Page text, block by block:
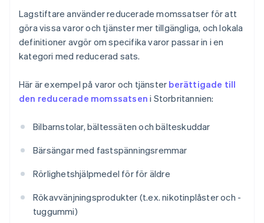
Lagstiftare använder reducerade momssatser för att
göra vissa varor och tjänster mer tillgängliga, och lokala
definitioner avgör om specifika varor passar in i en
kategori med reducerad sats.
Här är exempel på varor och tjänster berättigade till
den reducerade momssatsen i Storbritannien:
Bilbarnstolar, bältessäten och bälteskuddar
Bärsängar med fastspänningsremmar
Rörlighetshjälpmedel för för äldre
Rökavvänjningsprodukter (t.ex. nikotinplåster och -
tuggummi)